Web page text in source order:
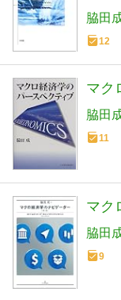
脇田
12
マク
脇田
11
マク
脇田
9